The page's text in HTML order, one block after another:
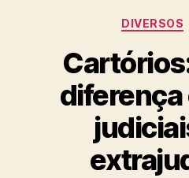
DIVERSOS
diferença